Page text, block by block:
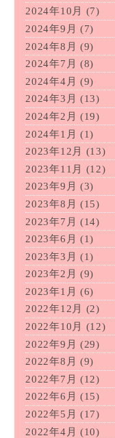
2024年10月
(7)
2024年9月 (7)
2024年8月 (9)
2024年7月 (8)
2024年4月 (9)
2024年3月 (13)
2024年2月 (19)
2024年1月 (1)
2023年12月
(13)
2023年11月
(12)
2023年9月 (3)
2023年8月 (15)
2023年7月 (14)
2023年6月 (1)
2023年3月 (1)
2023年2月 (9)
2023年1月 (6)
2022年12月
(2)
2022年10月
(12)
2022年9月 (29)
2022年8月 (9)
2022年7月 (12)
2022年6月 (15)
2022年5月 (17)
2022年4月 (10)